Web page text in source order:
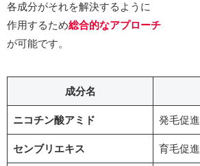
各成分がそれを解決するように
作用するため総合的なアプローチ
が可能です。
成分名
ニコチン酸アミド 発毛促進
センブリエキス 育毛促進